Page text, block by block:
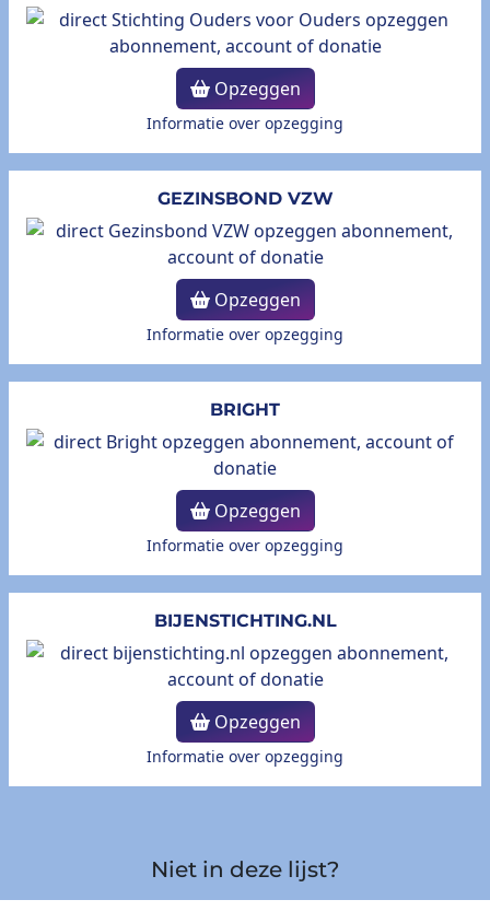
Opzeggen
Informatie over opzegging
GEZINSBOND VZW
Opzeggen
Informatie over opzegging
BRIGHT
Opzeggen
Informatie over opzegging
BIJENSTICHTING.NL
Opzeggen
Informatie over opzegging
Niet in deze lijst?